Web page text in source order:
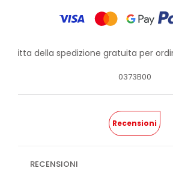
della spedizione gratuita per
0373B00
Recensioni
RECENSIONI